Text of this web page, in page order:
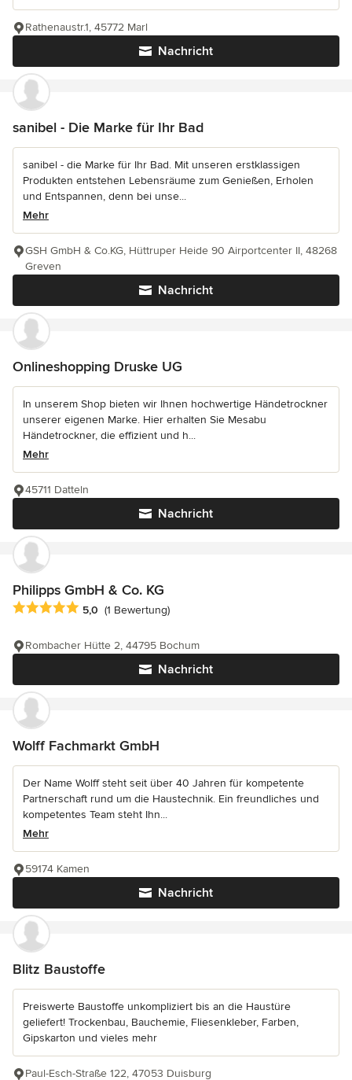
Nachricht
Rathenaustr.1, 45772 Marl
sanibel - Die Marke für Ihr Bad
sanibel - die Marke für Ihr Bad. Mit unseren erstklassigen
Produkten entstehen Lebensräume zum Genießen, Erholen
und Entspannen, denn bei unse...
Mehr
Nachricht
GSH GmbH & Co.KG, Hüttruper Heide 90 Airportcenter II, 48268
Greven
Onlineshopping Druske UG
In unserem Shop bieten wir Ihnen hochwertige Händetrockner
unserer eigenen Marke. Hier erhalten Sie Mesabu
Händetrockner, die effizient und h...
Mehr
Nachricht
45711 Datteln
Philipps GmbH & Co. KG
Durchschnittliche Bewertung: 5 von 5 Sternen
5,0 (1 Bewertung)
Nachricht
Rombacher Hütte 2, 44795 Bochum
Wolff Fachmarkt GmbH
Der Name Wolff steht seit über 40 Jahren für kompetente
Partnerschaft rund um die Haustechnik. Ein freundliches und
kompetentes Team steht Ihn...
Mehr
Nachricht
59174 Kamen
Blitz Baustoffe
Preiswerte Baustoffe unkompliziert bis an die Haustüre
geliefert! Trockenbau, Bauchemie, Fliesenkleber, Farben,
Gipskarton und vieles mehr
Paul-Esch-Straße 122, 47053 Duisburg